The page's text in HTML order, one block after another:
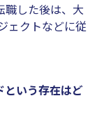
した後は、大
ェクトなどに従
という存在はど